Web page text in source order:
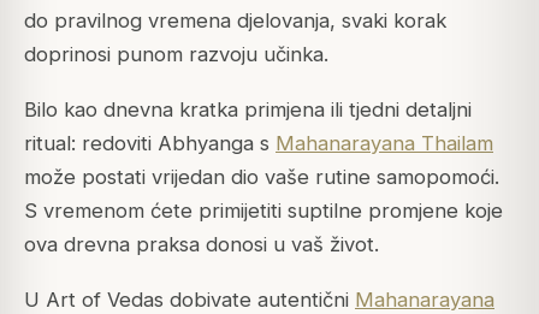
do pravilnog vremena djelovanja, svaki korak
doprinosi punom razvoju učinka.
Bilo kao dnevna kratka primjena ili tjedni detaljni
ritual: redoviti Abhyanga s Mahanarayana Thailam
može postati vrijedan dio vaše rutine samopomoći.
S vremenom ćete primijetiti suptilne promjene koje
ova drevna praksa donosi u vaš život.
U Art of Vedas dobivate autentični Mahanarayana